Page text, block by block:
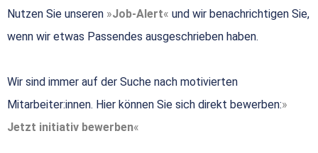
Nutzen Sie unseren
Job-Alert
und wir benachrichtigen Sie,
wenn wir etwas Passendes ausgeschrieben haben.
Wir sind immer auf der Suche nach motivierten
Mitarbeiter:innen. Hier können Sie sich direkt bewerben:
Jetzt initiativ bewerben